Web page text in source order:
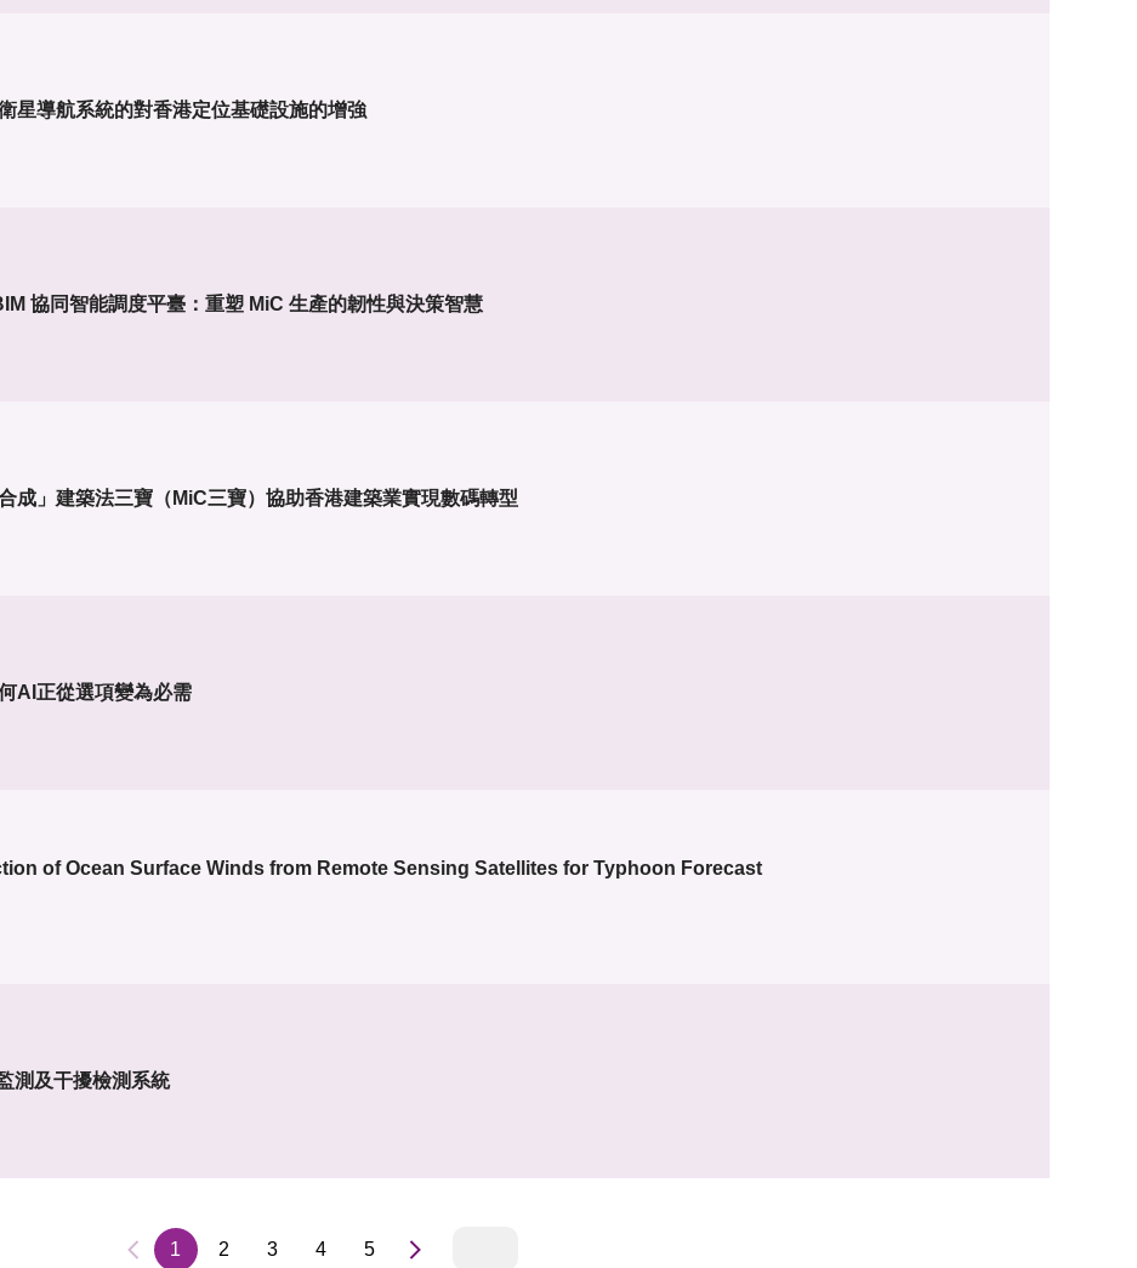
星導航系統的對香港定位基礎設施的增強
協同智能調度平臺：重塑 MiC 生產的韌性與決策智慧
成」建築法三寶（MiC三寶）協助香港建築業實現數碼轉型
AI正從選項變為必需
of Ocean Surface Winds from Remote Sensing Satellites for Typhoon Forecast
測及干擾檢測系統
1 2 3 4 5